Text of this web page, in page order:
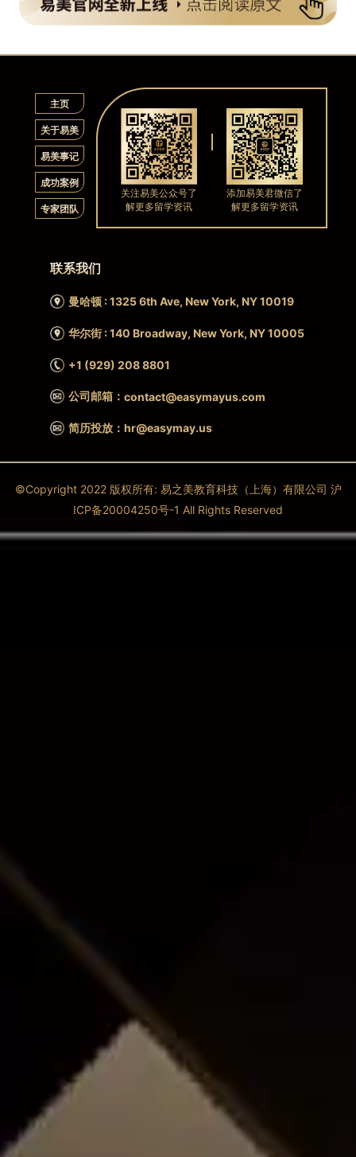
主页
关于易美
易美事记
成功案例
专家团队
联系我们
曼哈顿 : 1325 6th Ave, New York, NY 10019
华尔街 : 140 Broadway, New York, NY 10005
+1 (929) 208 8801
公司邮箱：contact@easymayus.com
简历投放：hr@easymay.us
关注易美公众号了
解更多留学资讯
添加易美君微信了
解更多留学资讯
©Copyright 2022 版权所有: 易之美教育科技（上海）有限公司 沪
ICP备20004250号-1 All Rights Reserved